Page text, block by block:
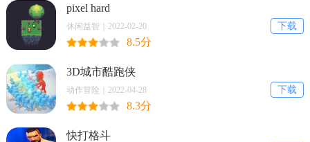
pixel hard
下载
休闲益智｜2022-02-20
8.5分
3D城市酷跑侠
下载
动作冒险｜2022-04-28
8.3分
快打格斗